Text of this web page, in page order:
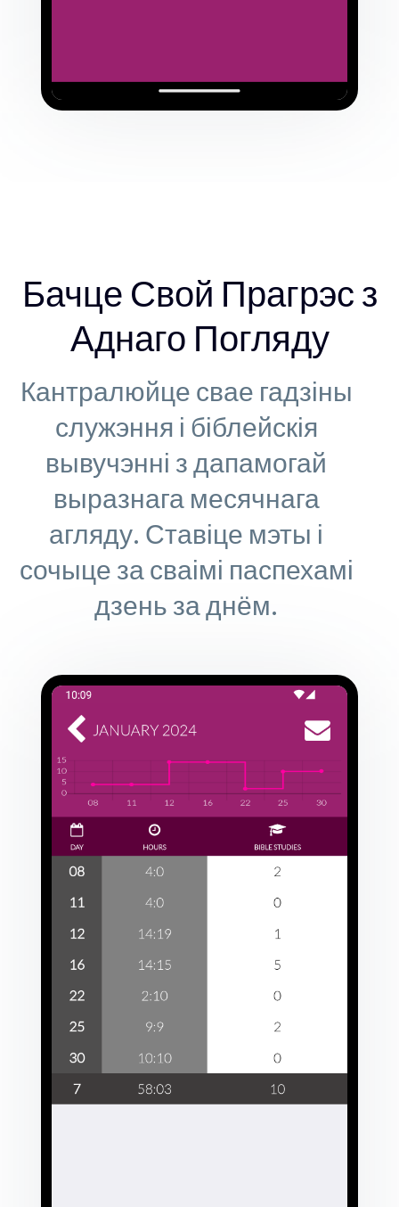
Бачце Свой Прагрэс з
Аднаго Погляду
Кантралюйце свае гадзіны
служэння і біблейскія
вывучэнні з дапамогай
выразнага месячнага
агляду. Ставіце мэты і
сочыце за сваімі паспехамі
дзень за днём.